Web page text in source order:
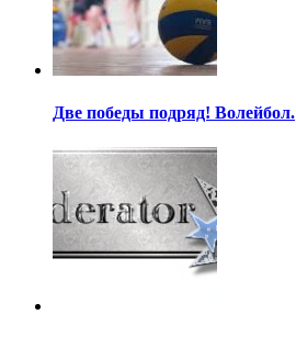
Две победы подряд! Волейбол.